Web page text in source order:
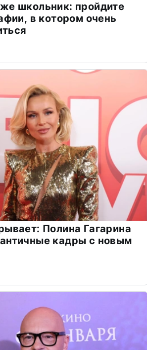
школьник: пройдите
в котором очень
Полина Гагарина
кадры с новым